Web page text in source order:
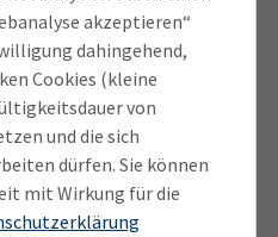
akzeptieren“
dahingehend,
Cookies (kleine
von
und die sich
dürfen. Sie können
mit Wirkung für die
denn nur Sie können
Leistungen der Prüflinge
anspruchsvollen
Ausübung
Sie die hohe Qualität